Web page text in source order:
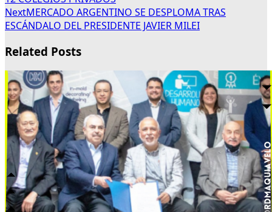
NextMERCADO ARGENTINO SE DESPLOMA TRAS
ESCÁNDALO DEL PRESIDENTE JAVIER MILEI
Related Posts